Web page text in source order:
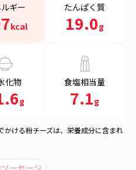
ギー
kcal
たんぱく質
19.0g
化物
g
食塩相当量
7.1g
ける粉チーズは、栄養成分に含まれ
ーセージ